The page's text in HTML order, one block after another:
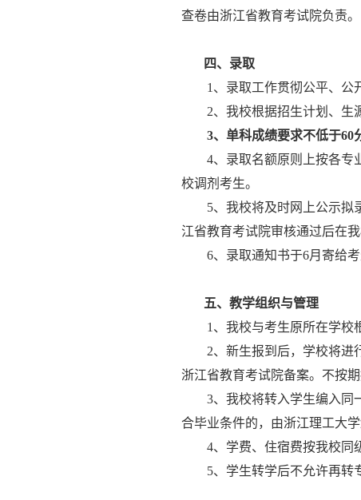
查卷由浙江省教育考试院负责。
四、录取
1 、录取工作贯彻公平、公
2、我校根据招生计划、生
3、单科成绩要求不低于60
4、录取名额原则上按各专
校调剂考生。
5、我校将及时网上公示拟
江省教育考试院审核通过后在
6、录取通知书于6月寄给
五、教学组织与管理
1 、我校与考生原所在学校
2、新生报到后，学校将进
浙江省教育考试院备案。不按
3、我校将转入学生编入同
合毕业条件的，由浙江理工大
4、学费、住宿费按我校同
5、学生转学后不允许再转